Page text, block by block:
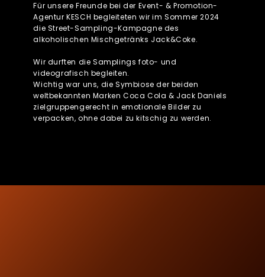
Für unsere Freunde bei der Event- & Promotion-
Agentur KESCH begleiteten wir im Sommer 2024
die Street-Sampling-Kampagne des
alkoholischen Mischgetränks Jack&Coke.
Wir durften die Samplings foto- und
videografisch begleiten.
Wichtig war uns, die Symbiose der beiden
weltbekannten Marken Coca Cola & Jack Daniels
zielgruppengerecht in emotionale Bilder zu
verpacken, ohne dabei zu kitschig zu werden.